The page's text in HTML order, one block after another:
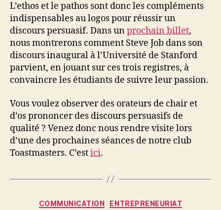
L’ethos et le pathos sont donc les compléments
indispensables au logos pour réussir un
discours persuasif. Dans unprochain billet,
nous montrerons comment Steve Job dans son
discours inaugural à l’Université de Stanford
parvient, en jouant sur ces trois registres, à
convaincre les étudiants de suivre leur passion.
Vous voulez observer des orateurs de chair et
d’os prononcer des discours persuasifs de
qualité ? Venez donc nous rendre visite lors
d’une des prochaines séances de notre club
Toastmasters. C’estici.
Catégories
COMMUNICATION
ENTREPRENEURIAT